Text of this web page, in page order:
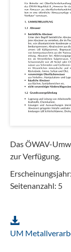
Das ÖWAV-
zur Verfügung.
Seitenanzahl: 5
UM